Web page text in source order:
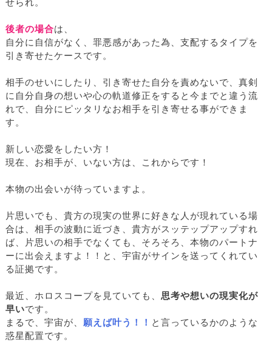
せられ。
後者の場合は、
自分に自信がなく、罪悪感があった為、支配するタイプを
引き寄せたケースです。
相手のせいにしたり、引き寄せた自分を責めないで、真剣
に自分自身の想いや心の軌道修正をすると今までと違う流
れで、自分にピッタリなお相手を引き寄せる事ができま
す。
新しい恋愛をしたい方！
現在、お相手が、いない方は、これからです！
本物の出会いが待っていますよ。
片思いでも、貴方の現実の世界に好きな人が現れている場
合は、相手の波動に近づき、貴方がスッテップアップすれ
ば、片思いの相手でなくても、そろそろ、本物のパートナ
ーに出会えますよ！！と、宇宙がサインを送ってくれてい
る証拠です。
最近、ホロスコープを見ていても、 思考や想いの現実化が
早いです。
まるで、宇宙が、 願えば叶う！！ と言っているかのような
惑星配置です。